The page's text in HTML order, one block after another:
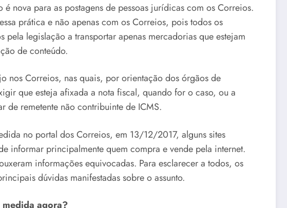
é nova para as postagens de pessoas jurídicas com os Correios.
prática e não apenas com os Correios, pois todos os
legislação a transportar apenas mercadorias que estejam
de conteúdo.
nos Correios, nas quais, por orientação dos órgãos de
que esteja afixada a nota fiscal, quando for o caso, ou a
de remetente não contribuinte de ICMS.
no portal dos Correios, em 13/12/2017, alguns sites
informar principalmente quem compra e vende pela internet.
informações equivocadas. Para esclarecer a todos, os
dúvidas manifestadas sobre o assunto.
medida agora?